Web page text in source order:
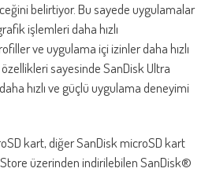
belirtiyor. Bu sayede uygulamalar
işlemleri daha hızlı
ve uygulama içi izinler daha hızlı
sayesinde SanDisk Ultra
hızlı ve güçlü uygulama deneyimi
kart, diğer SanDisk microSD kart
üzerinden indirilebilen SanDisk®